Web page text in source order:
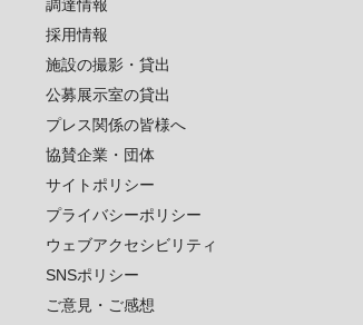
調達情報
採用情報
施設の撮影・貸出
公募展示室の貸出
プレス関係の皆様へ
協賛企業・団体
サイトポリシー
プライバシーポリシー
ウェブアクセシビリティ
SNSポリシー
ご意見・ご感想